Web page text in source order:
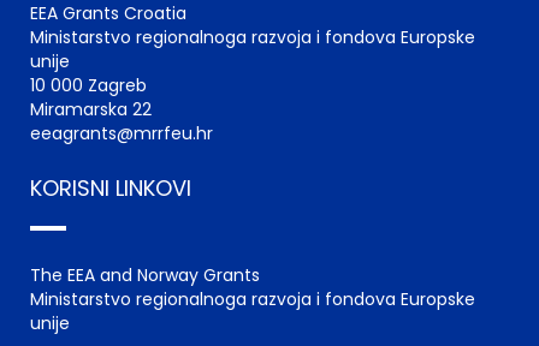
EEA Grants Croatia
Ministarstvo regionalnoga razvoja i fondova Europske
unije
10 000 Zagreb
Miramarska 22
eeagrants@mrrfeu.hr
KORISNI LINKOVI
The EEA and Norway Grants
Ministarstvo regionalnoga razvoja i fondova Europske
unije